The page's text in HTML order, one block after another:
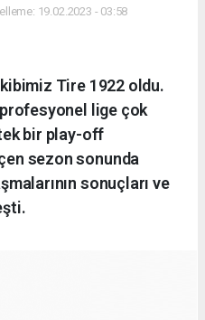
19.02.2023 - 03:58
Tire 1922 oldu.
lige çok
bir play-off
sezon sonunda
sonuçları ve